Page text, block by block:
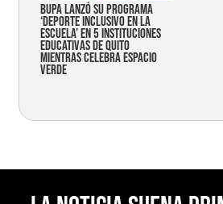
Bupa lanzó su programa
‘Deporte Inclusivo en la
Escuela’ en 5 instituciones
educativas de Quito
mientras celebra espacio
verde